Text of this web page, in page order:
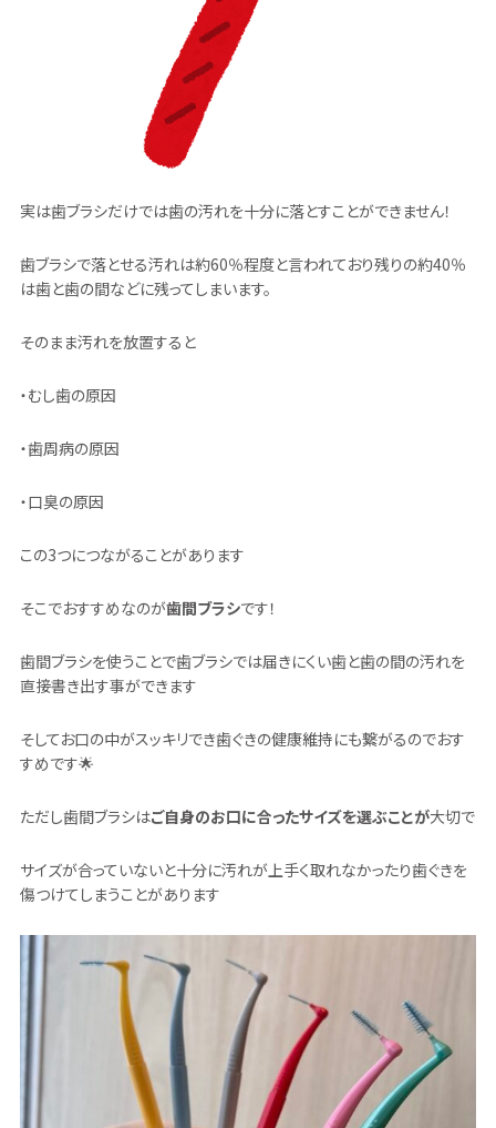
実は歯ブラシだけでは歯の汚れを十分に落とすことができません！
歯ブラシで落とせる汚れは約60％程度と言われており残りの約40％
は歯と歯の間などに残ってしまいます。
そのまま汚れを放置すると
・むし歯の原因
・歯周病の原因
・口臭の原因
この3つにつながることがあります
そこでおすすめなのが歯間ブラシです！
歯間ブラシを使うことで歯ブラシでは届きにくい歯と歯の間の汚れを
直接書き出す事ができます
そしてお口の中がスッキリでき歯ぐきの健康維持にも繋がるのでおす
すめです🌟
ただし歯間ブラシはご自身のお口に合ったサイズを選ぶことが大切で
サイズが合っていないと十分に汚れが上手く取れなかったり歯ぐきを
傷つけてしまうことがあります